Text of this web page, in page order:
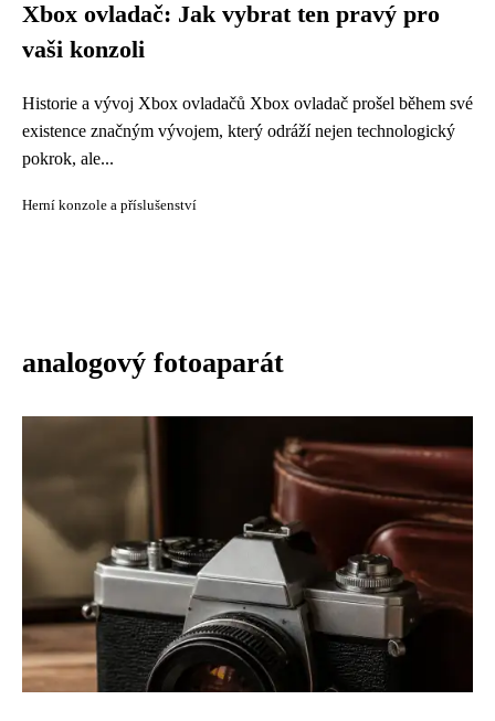
Xbox ovladač: Jak vybrat ten pravý pro
vaši konzoli
Historie a vývoj Xbox ovladačů Xbox ovladač prošel během své
existence značným vývojem, který odráží nejen technologický
pokrok, ale...
Herní konzole a příslušenství
analogový fotoaparát